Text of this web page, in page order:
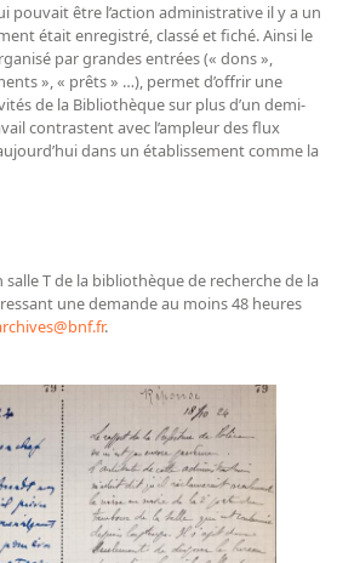
pouvait être l’action administrative il y a un
était enregistré, classé et fiché. Ainsi le
par grandes entrées (« dons »,
», « prêts » …), permet d’offrir une
de la Bibliothèque sur plus d’un demi-
contrastent avec l’ampleur des flux
dans un établissement comme la
T de la bibliothèque de recherche de la
une demande au moins 48 heures
.